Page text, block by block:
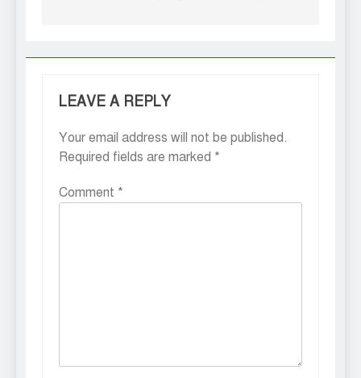
LEAVE A REPLY
Your email address will not be published.
Required fields are marked *
Comment *